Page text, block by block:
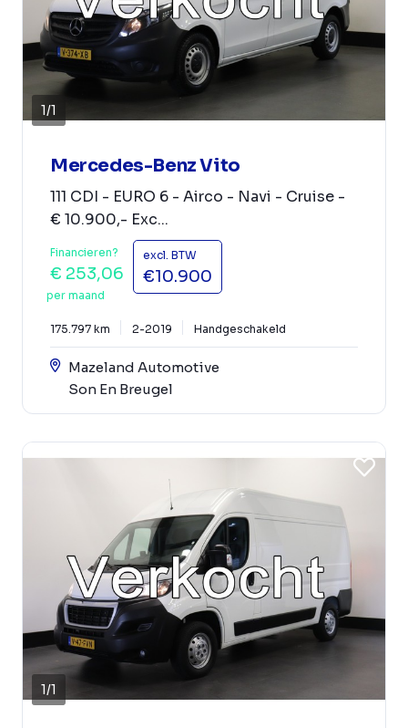
1/1
Mercedes-Benz Vito
111 CDI - EURO 6 - Airco - Navi - Cruise -
€ 10.900,- Exc...
Financieren?
€ 253,06
per maand
excl. BTW
€10.900
175.797 km 2-2019 Handgeschakeld
Mazeland Automotive
Son En Breugel
1/1